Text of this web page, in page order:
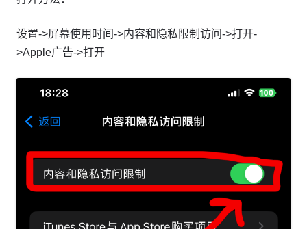
设置->屏幕使用时间->内容和隐私限制访问->打开-
>Apple广告->打开